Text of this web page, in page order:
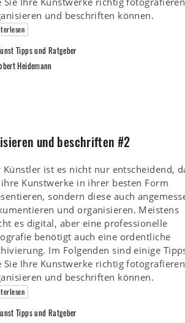
und beschriften können.
Tipps und Ratgeber
Heidemann
und beschriften #2
Künstler ist es nicht nur entscheidend,
Kunstwerke in ihrer besten Form
sondern diese auch
und organisieren. Meistens
es digital, aber eine professionelle
benötigt auch eine ordentliche
Im Folgenden sind einige
Sie Ihre Kunstwerke richtig
und beschriften können.
Tipps und Ratgeber